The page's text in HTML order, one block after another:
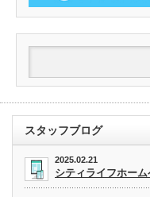
スタッフブログ
2025.02.21
シティライフホー